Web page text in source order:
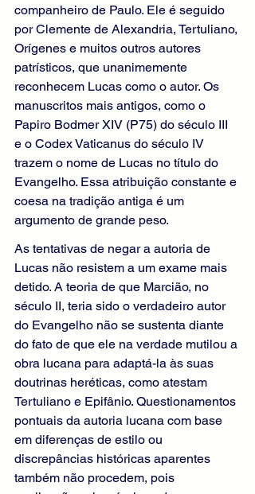
companheiro de Paulo. Ele é seguido
por Clemente de Alexandria, Tertuliano,
Orígenes e muitos outros autores
patrísticos, que unanimemente
reconhecem Lucas como o autor. Os
manuscritos mais antigos, como o
Papiro Bodmer XIV (P75) do século III
e o Codex Vaticanus do século IV
trazem o nome de Lucas no título do
Evangelho. Essa atribuição constante e
coesa na tradição antiga é um
argumento de grande peso.
As tentativas de negar a autoria de
Lucas não resistem a um exame mais
detido. A teoria de que Marcião, no
século II, teria sido o verdadeiro autor
do Evangelho não se sustenta diante
do fato de que ele na verdade mutilou a
obra lucana para adaptá-la às suas
doutrinas heréticas, como atestam
Tertuliano e Epifânio. Questionamentos
pontuais da autoria lucana com base
em diferenças de estilo ou
discrepâncias históricas aparentes
também não procedem, pois